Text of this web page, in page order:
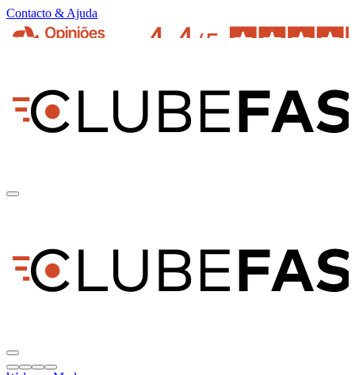
Contacto & Ajuda